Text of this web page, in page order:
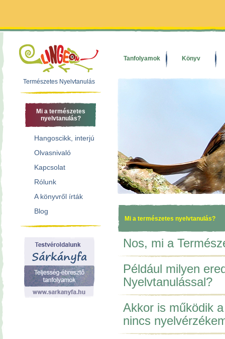
Természetes Nyelvtanulás
Mi a természetes
nyelvtanulás?
Hangoscikk, interjú
Olvasnivaló
Kapcsolat
Rólunk
A könyvről írták
Blog
Tanfolyamok Könyv
Mi a természetes nyelvtanulás?
Nos, mi a
Például milyen
Nyelvtanulással?
Akkor is működik
nincs